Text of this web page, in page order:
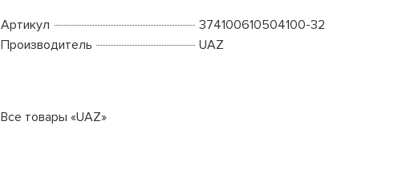
Артикул
374100610504100-32
Производитель
UAZ
Все товары «UAZ»